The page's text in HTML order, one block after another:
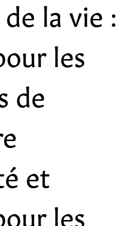
la vie :
les
de
et
les